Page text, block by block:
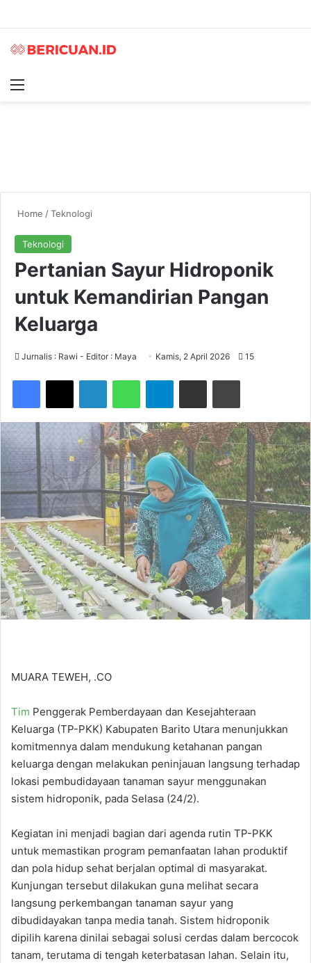
Home /Teknologi
Teknologi
Pertanian Sayur Hidroponik
untuk Kemandirian Pangan
Keluarga
Jurnalis : Rawi - Editor : Maya Kamis, 2 April 2026 15
Telegram
MUARA TEWEH, .CO
Tim Penggerak Pemberdayaan dan Kesejahteraan
Keluarga (TP-PKK) Kabupaten Barito Utara menunjukkan
komitmennya dalam mendukung ketahanan pangan
keluarga dengan melakukan peninjauan langsung terhadap
lokasi pembudidayaan tanaman sayur menggunakan
sistem hidroponik, pada Selasa (24/2).
Kegiatan ini menjadi bagian dari agenda rutin TP-PKK
untuk memastikan program pemanfaatan lahan produktif
dan pola hidup sehat berjalan optimal di masyarakat.
Kunjungan tersebut dilakukan guna melihat secara
langsung perkembangan tanaman sayur yang
dibudidayakan tanpa media tanah. Sistem hidroponik
dipilih karena dinilai sebagai solusi cerdas dalam bercocok
tanam, terutama di tengah keterbatasan lahan. Selain itu,